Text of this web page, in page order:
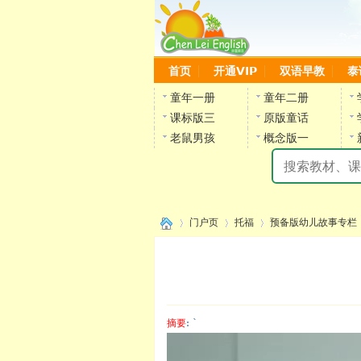
首页 开通VIP 双语早教 泰
童年一册 童年二册
课标版三
原版童话
老鼠男孩
概念版一
陈雷
门户页 托福 预备版幼儿故事专栏
摘要: `